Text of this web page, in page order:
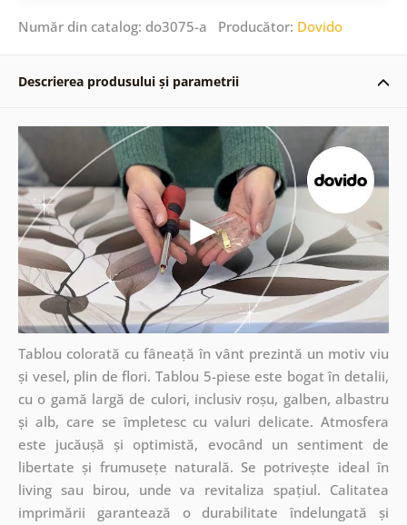
Număr din catalog: do3075-a Producător: Dovido
Descrierea produsului și parametrii
Tablou colorată cu fâneață în vânt prezintă un motiv viu
și vesel, plin de flori. Tablou 5-piese este bogat în detalii,
cu o gamă largă de culori, inclusiv roșu, galben, albastru
și alb, care se împletesc cu valuri delicate. Atmosfera
este jucăușă și optimistă, evocând un sentiment de
libertate și frumusețe naturală. Se potrivește ideal în
living sau birou, unde va revitaliza spațiul. Calitatea
imprimării garantează o durabilitate îndelungată și